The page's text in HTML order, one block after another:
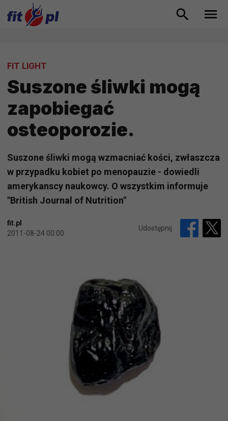
FIT LIGHT
Suszone śliwki mogą
zapobiegać
osteoporozie.
Suszone śliwki mogą wzmacniać kości, zwłaszcza
w przypadku kobiet po menopauzie - dowiedli
amerykanscy naukowcy. O wszystkim informuje
"British Journal of Nutrition"
fit.pl
2011-08-24 00:00
Udostępnij